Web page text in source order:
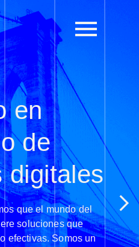
en
de
digitales
que el mundo del
soluciones que
efectivas. Somos un